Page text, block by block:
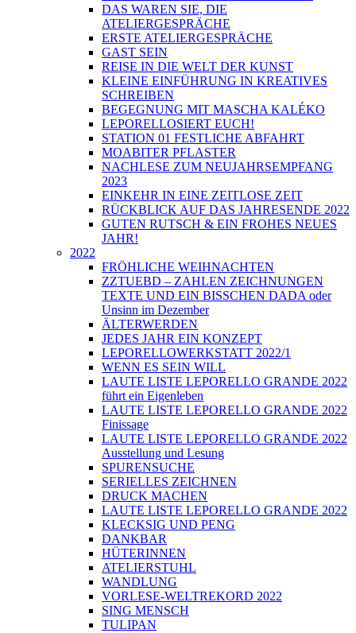
DAS WAREN SIE, DIE
ATELIERGESPRÄCHE
ERSTE ATELIERGESPRÄCHE
GAST SEIN
REISE IN DIE WELT DER KUNST
KLEINE EINFÜHRUNG IN KREATIVES
SCHREIBEN
BEGEGNUNG MIT MASCHA KALÉKO
LEPORELLOSIERT EUCH!
STATION 01 FESTLICHE ABFAHRT
MOABITER PFLASTER
NACHLESE ZUM NEUJAHRSEMPFANG
2023
EINKEHR IN EINE ZEITLOSE ZEIT
RÜCKBLICK AUF DAS JAHRESENDE 2022
GUTEN RUTSCH & EIN FROHES NEUES
JAHR!
2022
FRÖHLICHE WEIHNACHTEN
ZZTUEBD – ZAHLEN ZEICHNUNGEN
TEXTE UND EIN BISSCHEN DADA oder
Unsinn im Dezember
ÄLTERWERDEN
JEDES JAHR EIN KONZEPT
LEPORELLOWERKSTATT 2022/1
WENN ES SEIN WILL
LAUTE LISTE LEPORELLO GRANDE 2022
führt ein Eigenleben
LAUTE LISTE LEPORELLO GRANDE 2022
Finissage
LAUTE LISTE LEPORELLO GRANDE 2022
Ausstellung und Lesung
SPURENSUCHE
SERIELLES ZEICHNEN
DRUCK MACHEN
LAUTE LISTE LEPORELLO GRANDE 2022
KLECKSIG UND PENG
DANKBAR
HÜTERINNEN
ATELIERSTUHL
WANDLUNG
VORLESE-WELTREKORD 2022
SING MENSCH
TULIPAN